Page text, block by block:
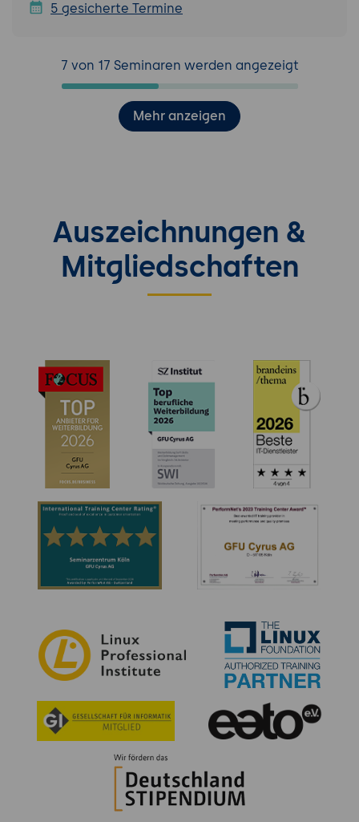
5 gesicherte Termine
7 von 17 Seminaren werden angezeigt
Mehr anzeigen
Auszeichnungen &
Mitgliedschaften